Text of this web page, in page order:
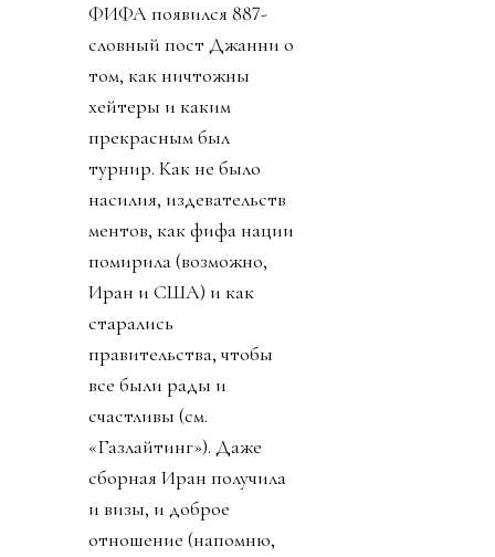
ФИФА появился 887-
словный пост Джанни о
том, как ничтожны
хейтеры и каким
прекрасным был
турнир. Как не было
насилия, издевательств
ментов, как фифа нации
помирила (возможно,
Иран и США) и как
старались
правительства, чтобы
все были рады и
счастливы (см.
«Газлайтинг»). Даже
сборная Иран получила
и визы, и доброе
отношение (напомню,